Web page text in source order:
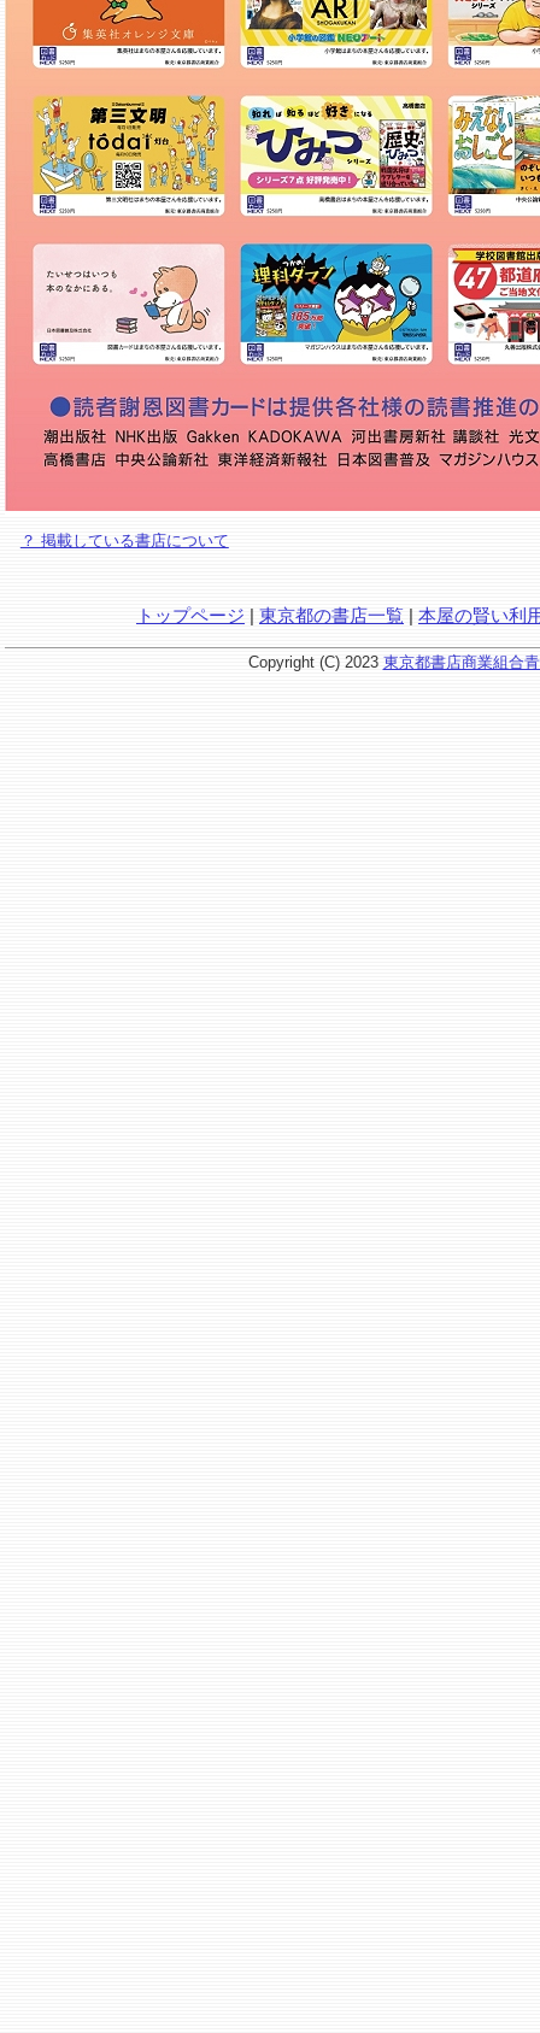
？ 掲載している書店について
トップページ | 東京都の書店一覧 | 本屋の賢い利
Copyright (C) 2023 東京都書店商業組合